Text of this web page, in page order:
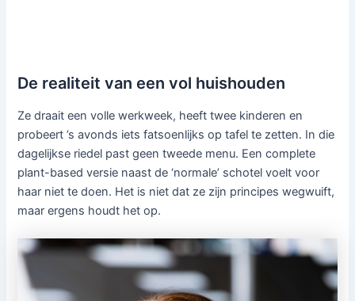
De realiteit van een vol huishouden
Ze draait een volle werkweek, heeft twee kinderen en
probeert ’s avonds iets fatsoenlijks op tafel te zetten. In die
dagelijkse riedel past geen tweede menu. Een complete
plant-based versie naast de ‘normale’ schotel voelt voor
haar niet te doen. Het is niet dat ze zijn principes wegwuift,
maar ergens houdt het op.